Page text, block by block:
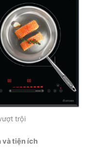
trội
và tiện ích